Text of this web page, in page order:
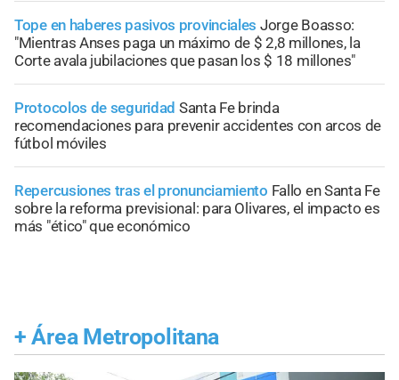
Tope en haberes pasivos provinciales Jorge Boasso:
"Mientras Anses paga un máximo de $ 2,8 millones, la
Corte avala jubilaciones que pasan los $ 18 millones"
Protocolos de seguridad Santa Fe brinda
recomendaciones para prevenir accidentes con arcos de
fútbol móviles
Repercusiones tras el pronunciamiento Fallo en Santa Fe
sobre la reforma previsional: para Olivares, el impacto es
más "ético" que económico
+ Área Metropolitana